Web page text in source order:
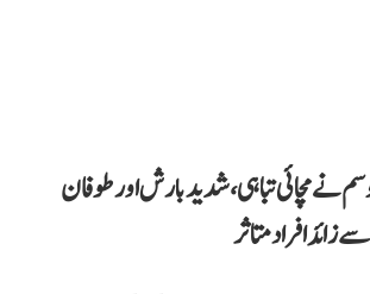
نے مچائی تباہی، شدید بارش اور طوفان